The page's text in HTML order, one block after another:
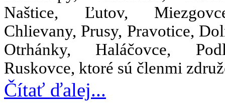
Naštice, Ľutov,
Chlievany, Prusy, Pravotice,
Otrhánky, Haláčovce,
Ruskovce, ktoré sú členmi
Čítať ďalej...